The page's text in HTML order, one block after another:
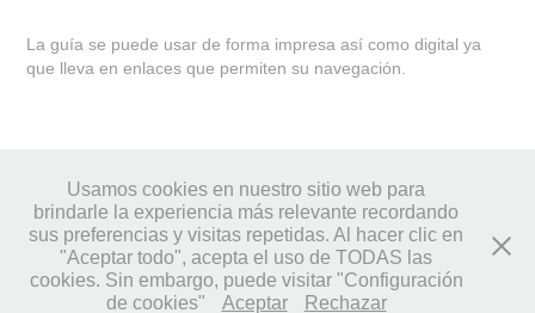
La guía se puede usar de forma impresa así como digital ya
que lleva en enlaces que permiten su navegación.
© LUNELLI Studio • 2023
Usamos cookies en nuestro sitio web para
brindarle la experiencia más relevante recordando
sus preferencias y visitas repetidas. Al hacer clic en
"Aceptar todo", acepta el uso de TODAS las
cookies. Sin embargo, puede visitar "Configuración
de cookies"
Aceptar Rechazar